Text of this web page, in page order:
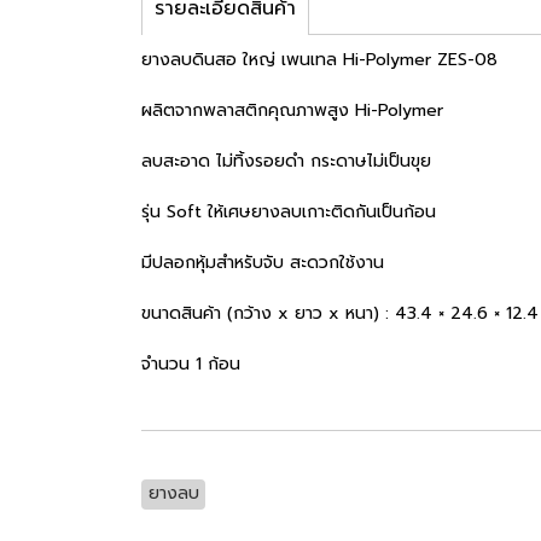
รายละเอียดสินค้า
ยางลบดินสอ ใหญ่ เพนเทล Hi-Polymer ZES-08
ผลิตจากพลาสติกคุณภาพสูง Hi-Polymer
ลบสะอาด ไม่ทิ้งรอยดำ กระดาษไม่เป็นขุย
รุ่น Soft ให้เศษยางลบเกาะติดกันเป็นก้อน
มีปลอกหุ้มสำหรับจับ สะดวกใช้งาน
ขนาดสินค้า (กว้าง x ยาว x หนา) : 43.4 × 24.6 ×
จำนวน 1 ก้อน
ยางลบ